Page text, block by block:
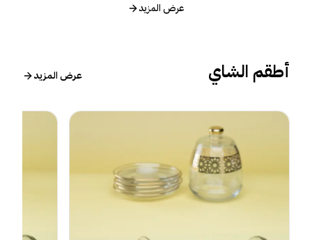
عرض المزيد
أطقم الشاي عرض المزيد